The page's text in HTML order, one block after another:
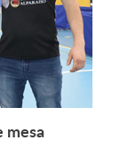
más +
mesa